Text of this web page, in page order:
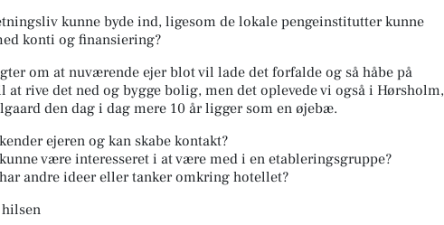
kunne byde ind, ligesom de lokale pengeinstitutter kunne
konti og finansiering?
om at nuværende ejer blot vil lade det forfalde og så håbe på
at rive det ned og bygge bolig, men det oplevede vi også i Hørsholm,
den dag i dag mere 10 år ligger som en øjebæ.
ejeren og kan skabe kontakt?
være interesseret i at være med i en etableringsgruppe?
andre ideer eller tanker omkring hotellet?